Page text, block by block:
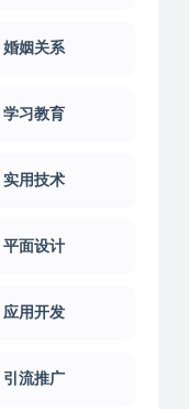
婚姻关系
学习教育
实用技术
平面设计
应用开发
引流推广